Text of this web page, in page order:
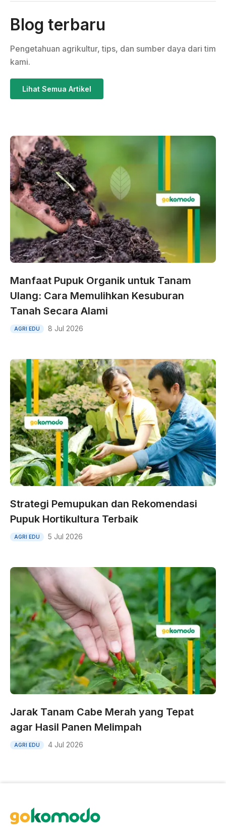
Blog terbaru
Pengetahuan agrikultur, tips, dan sumber daya dari tim
kami.
Lihat Semua Artikel
Manfaat Pupuk Organik untuk Tanam
Ulang: Cara Memulihkan Kesuburan
Tanah Secara Alami
AGRI EDU 8 Jul 2026
Strategi Pemupukan dan Rekomendasi
Pupuk Hortikultura Terbaik
AGRI EDU 5 Jul 2026
Jarak Tanam Cabe Merah yang Tepat
agar Hasil Panen Melimpah
AGRI EDU 4 Jul 2026